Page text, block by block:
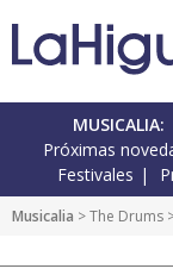
MUSICALIA:
Próximas
Festivales
Musicalia >The Drums